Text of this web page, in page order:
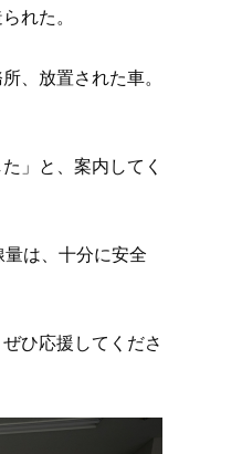
れた。
、放置された車。
」と、案内してく
は、十分に安全
ひ応援してくださ